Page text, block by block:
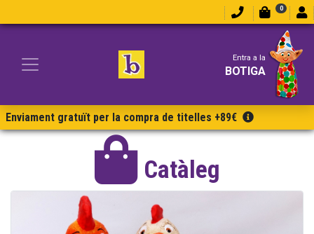
0
Entra a la
BOTIGA
Enviament gratuït per la compra de titelles +89€
Catàleg